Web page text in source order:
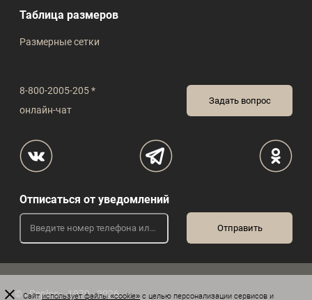
8-800-2005-205 *
онлайн-чат
Задать вопрос
Таблица размеров
Размерные сетки
Отписаться от уведомлений
© «Peplos», 1970 - 2026
Сайтиспользует файлы «cookie» с целью персонализации сервисов и